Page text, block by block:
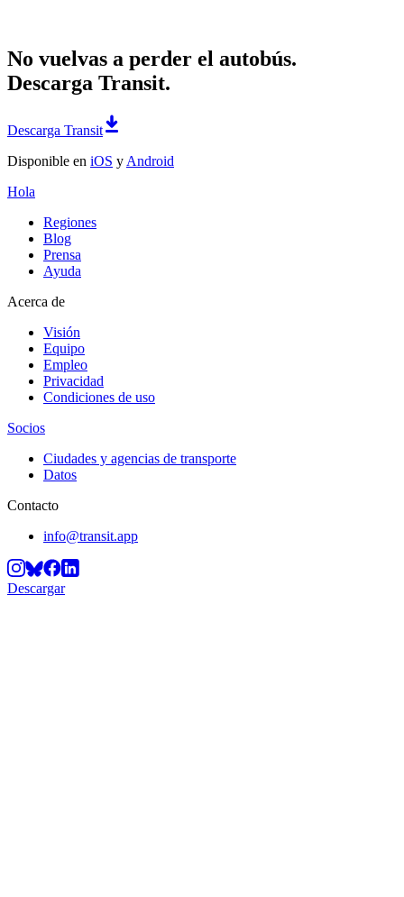
No vuelvas a perder el autobús.
Descarga Transit.
Descarga Transit
Disponible en iOS y Android
Hola
Regiones
Blog
Prensa
Ayuda
Acerca de
Visión
Equipo
Empleo
Privacidad
Condiciones de uso
Socios
Ciudades y agencias de transporte
Datos
Contacto
info@transit.app
Descargar